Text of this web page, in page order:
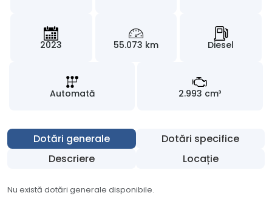
2023 55.073 km Diesel
Automată 2.993 cm³
Dotări generale
Dotări specifice
Descriere
Locație
Nu există dotări generale disponibile.